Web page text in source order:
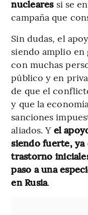
nuclearessi se
campaña que
Sin dudas, el
siendo amplio
con muchas
público y en
de que el
y que la
sanciones
aliados. Y el
siendo fuerte,
trastorno
paso a una
en Rusia.